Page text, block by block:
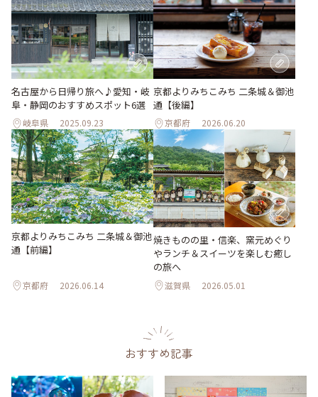
名古屋から日帰り旅へ♪愛知・岐
阜・静岡のおすすめスポット6選
岐阜県 2025.09.23
京都よりみちこみち 二条城＆御池
通【後編】
京都府 2026.06.20
京都よりみちこみち 二条城＆御池
通【前編】
京都府 2026.06.14
焼きものの里・信楽、窯元めぐり
やランチ＆スイーツを楽しむ癒し
の旅へ
滋賀県 2026.05.01
おすすめ記事